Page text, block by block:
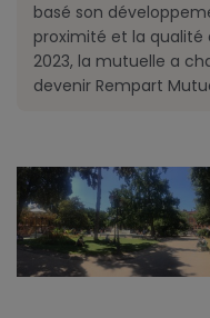
basé son
proximité et la qualité
2023, la mutuelle a
devenir Rempart